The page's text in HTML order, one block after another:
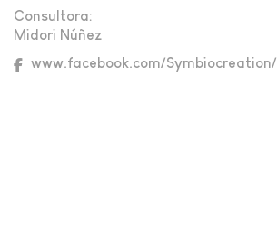
Consultora:
Midori Núñez
www.facebook.com/Symbiocreation/